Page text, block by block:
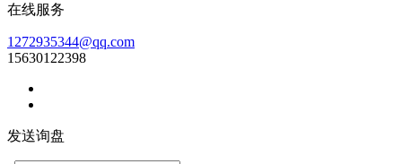
在线服务
1272935344@qq.com
15630122398
发送询盘